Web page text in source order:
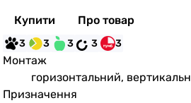
Купити Про товар
3 3 3 3 3
Монтаж
горизонтальний,
Призначення